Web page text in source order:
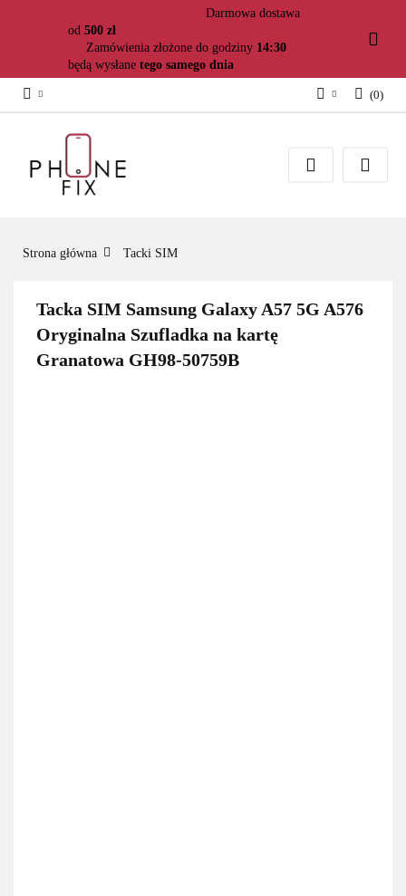
Darmowa dostawa
od 500 zł
Zamówienia złożone do godziny 14:30
będą wysłane tego samego dnia
Załóż konto
(0)
Strona główna Tacki SIM
Tacka SIM Samsung Galaxy A57 5G A576
Oryginalna Szufladka na kartę
Granatowa GH98-50759B